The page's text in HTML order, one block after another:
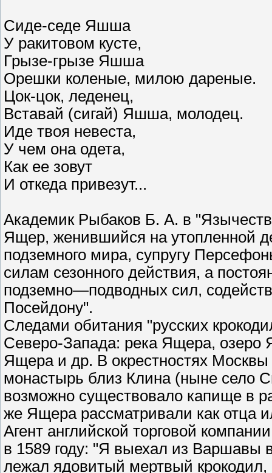
Сиде-седе Яшша
У ракитовом кусте,
Грызе-грызе Яшша
Орешки коленые, милою дареные.
Цок-цок, леденец,
Вставай (сигай) Яшша, молодец.
Иде твоя невеста,
У чем она одета,
Как ее зовут
И откеда привезут...
Академик Рыбаков Б. А. в
Ящер, женившийся на утопленной
подземного мира, супругу
силам сезонного действия, а
подземно—подводных сил,
Посейдону".
Следами обитания "русских
Северо-Запада: река Ящера,
Ящера и др. В окрестностях
монастырь близ Клина (ныне село
возможно существовало капище в
же Ящера рассматривали как отца
Агент английской торговой
в 1589 году: "Я выехал из Варшавы
лежал ядовитый мертвый